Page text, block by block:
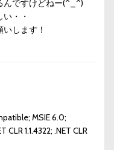
んですけどねー(^_^)
・・
します！
MSIE 6.0;
CLR 1.1.4322; .NET CLR